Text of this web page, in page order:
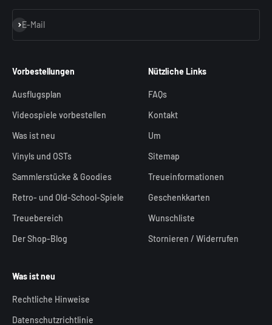
E-Mail
Abonnieren
Vorbestellungen
Ausflugsplan
Videospiele vorbestellen
Was ist neu
Vinyls und OSTs
Sammlerstücke & Goodies
Retro- und Old-School-Spiele
Treuebereich
Der Shop-Blog
Nützliche Links
FAQs
Kontakt
Um
Sitemap
Treueinformationen
Geschenkkarten
Wunschliste
Stornieren / Widerrufen
Was ist neu
Rechtliche Hinweise
Datenschutzrichtlinie